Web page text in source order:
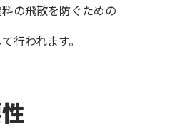
の飛散を防ぐための
行われます。